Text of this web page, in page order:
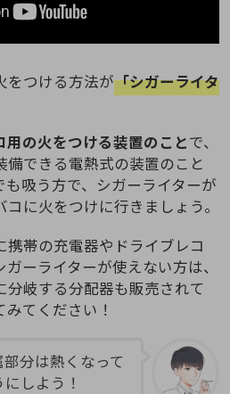
をつける方法が「シガーライタ
用の火をつける装置のことで、
備できる電熱式の装置のこと
吸う方で、シガーライターが
に火をつけに行きましょう。
携帯の充電器やドライブレコ
ーライターが使えない方は、
分岐する分配器も販売されて
てください！
分は熱くなって
しよう！